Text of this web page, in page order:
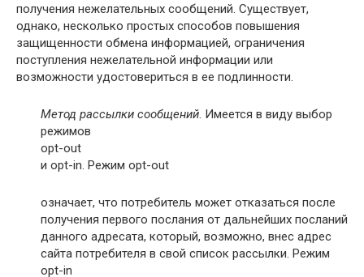
получения нежелательных сообщений. Существует,
однако, несколько простых способов повышения
защищенности обмена информацией, ограничения
поступления нежелательной информации или
возможности удостовериться в ее подлинности.
Метод рассылки сообщений. Имеется в виду выбор
режимов
opt-out
и opt-in. Режим opt-out
означает, что потребитель может отказаться после
получения первого послания от дальнейших посланий
данного адресата, который, возможно, внес адрес
сайта потребителя в свой список рассылки. Режим
opt-in